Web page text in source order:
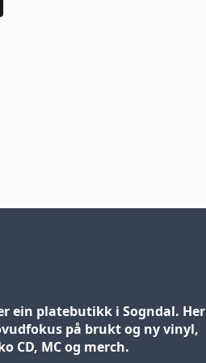
ein platebutikk i Sogndal. Her
på brukt og ny vinyl,
CD, MC og merch.